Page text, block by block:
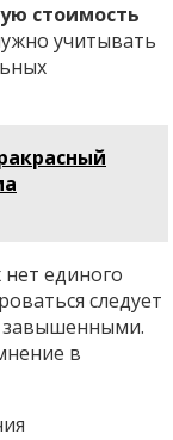
стоимость
учитывать
единого
следует
завышенными.
в